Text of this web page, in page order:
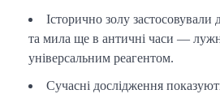
Історично золу
та мила ще в античні часи —
універсальним реагентом.
Сучасні дослідження